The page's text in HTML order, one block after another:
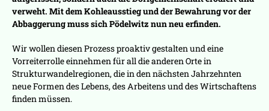
verweht. Mit dem Kohleausstieg und der Bewahrung vor der
Abbaggerung muss sich Pödelwitz nun neu erfinden.
Wir wollen diesen Prozess proaktiv gestalten und eine
Vorreiterrolle einnehmen für all die anderen Orte in
Strukturwandelregionen, die in den nächsten Jahrzehnten
neue Formen des Lebens, des Arbeitens und des Wirtschaftens
finden müssen.